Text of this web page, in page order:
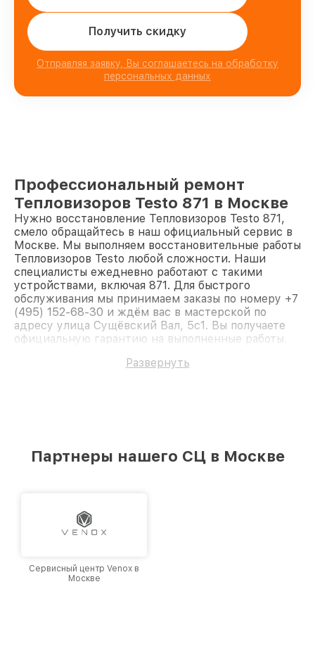
Получить скидку
Отправляя заявку, Вы соглашаетесь на обработку
персональных данных
Профессиональный ремонт
Тепловизоров Testo 871 в Москве
Нужно восстановление Тепловизоров Testo 871,
смело обращайтесь в наш официальный сервис в
Москве. Мы выполняем восстановительные работы
Тепловизоров Testo любой сложности. Наши
специалисты ежедневно работают с такими
устройствами, включая 871. Для быстрого
обслуживания мы принимаем заказы по номеру +7
(495) 152-68-30 и ждём вас в мастерской по
адресу улица Сущёвский Вал, 5с1. Вы получаете
официальную гарантию на выполненные работы.
Развернуть
Партнеры нашего СЦ в Москве
Сервисный центр Venox в
Москве